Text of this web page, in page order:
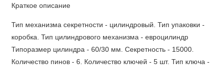
Краткое описание
Тип механизма секретности - цилиндровый. Тип упаковки -
коробка. Тип цилиндрового механизма - евроцилиндр
Типоразмер цилиндра - 60/30 мм. Секретность - 15000.
Количество пинов - 6. Количество ключей - 5 шт. Тип ключа -